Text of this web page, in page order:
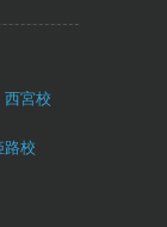
西宮校
路校